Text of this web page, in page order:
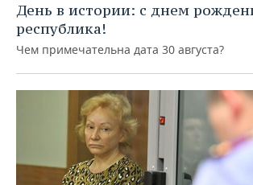
День в истории: с днем
республика!
Чем примечательна дата 30 августа?